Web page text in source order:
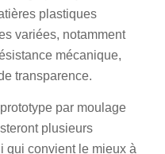
plastiques
variées, notamment
mécanique,
transparence.
par moulage
plusieurs
qui convient le mieux à